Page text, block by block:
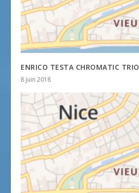
ENRICO TESTA CHROMATIC TRIO
8 juin 2018